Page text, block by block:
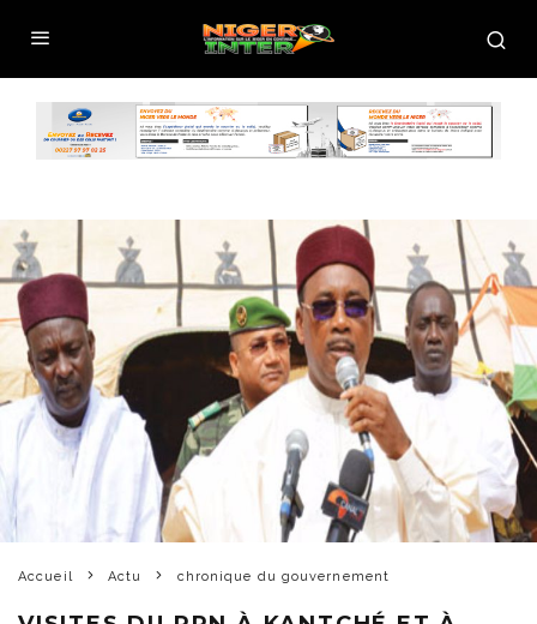
Accueil Actu chronique du gouvernement